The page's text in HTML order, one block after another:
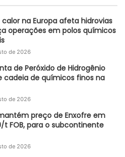
na Europa afeta hidrovias
operações em polos químicos
de 2026
de Peróxido de Hidrogênio
cadeia de químicos finos na
de 2026
preço de Enxofre em
t FOB, para o subcontinente
de 2026